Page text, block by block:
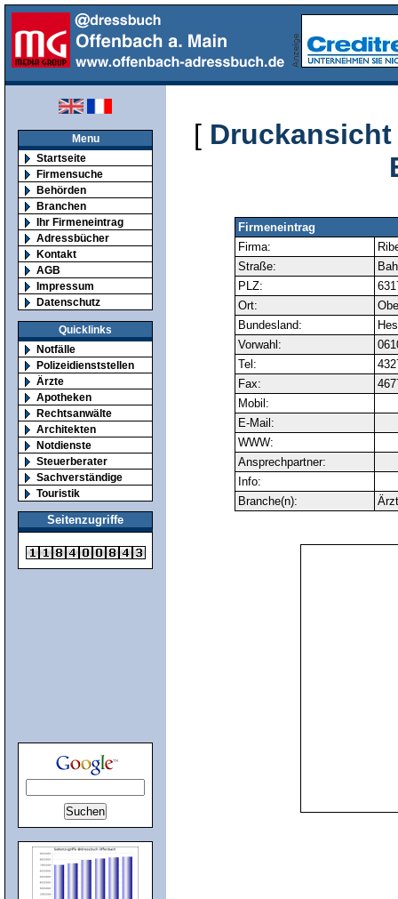
Menu
Startseite
Firmensuche
Behörden
Branchen
Ihr Firmeneintrag
Adressbücher
Kontakt
AGB
Impressum
Datenschutz
Quicklinks
Notfälle
Polizeidienststellen
Ärzte
Apotheken
Rechtsanwälte
Architekten
Notdienste
Steuerberater
Sachverständige
Touristik
Seitenzugriffe
[ Druckansicht
Firmeneintrag
Firma:
Straße:
PLZ:
Ort:
Bundesland:
Vorwahl:
Tel:
Fax:
Mobil:
E-Mail:
WWW:
Ansprechpartner:
Info:
Branche(n):